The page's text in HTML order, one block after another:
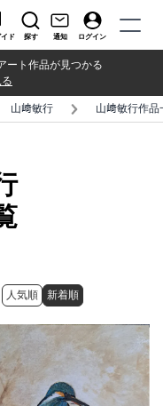
ド 探す 通知 ログイン
ート作品が見つかる
山﨑敏行 山﨑敏行作品
人気順 新着順